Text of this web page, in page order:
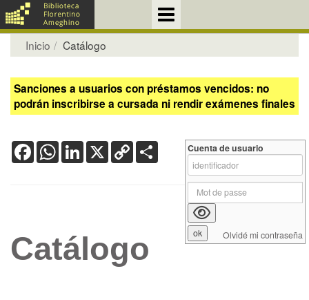
Inicio Catálogo
Sanciones a usuarios con préstamos vencidos: no
podrán inscribirse a cursada ni rendir exámenes finales
FacebookWhatsApp
LinkedIn
X Copy
Link
Catálogo
Cuenta de usuario
Olvidé mi contraseña